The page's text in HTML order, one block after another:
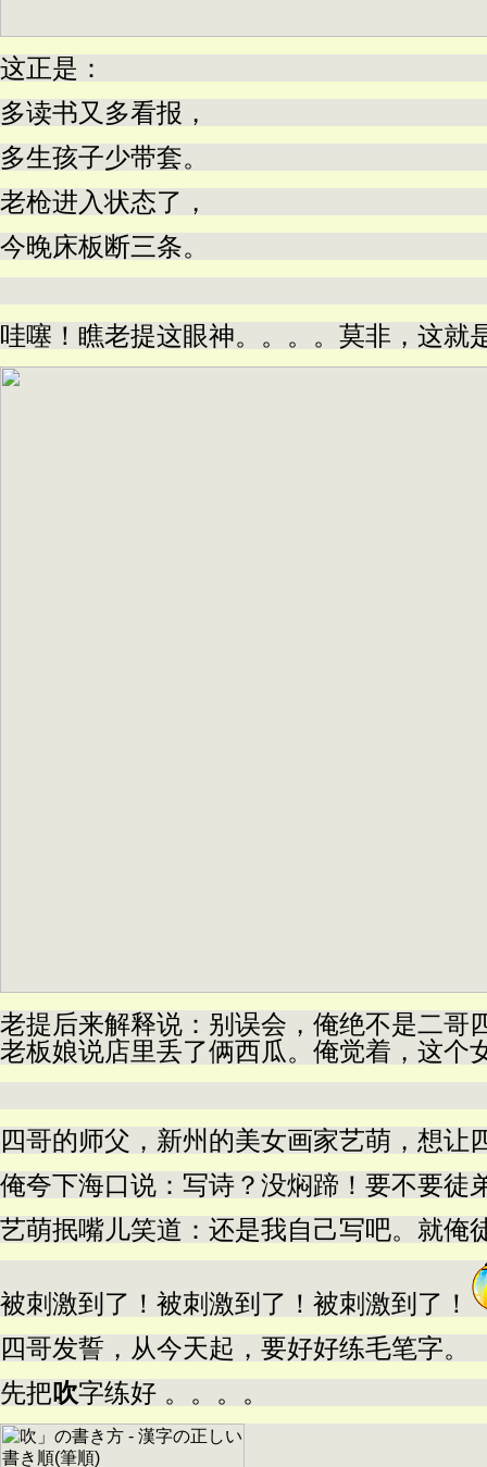
这正是：
多读书又多看报，
多生孩子少带套。
老枪进入状态了，
今晚床板断三条。
哇噻！瞧老提这眼神。。。。莫非，这就
老提后来解释说：别误会，俺绝不是二哥
老板娘说店里丢了俩西瓜。俺觉着，这个
四哥的师父，新州的美女画家艺萌，想让
俺夸下海口说：写诗？没焖蹄！要不要徒
艺萌抿嘴儿笑道：还是我自己写吧。就俺
被刺激到了！被刺激到了！被刺激到了！
四哥发誓，从今天起，要好好练毛笔字。
先把吹字练好 。。。。